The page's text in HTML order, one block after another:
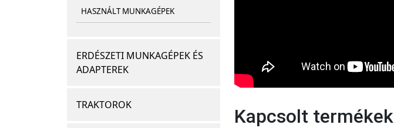
HASZNÁLT MUNKAGÉPEK
ERDÉSZETI MUNKAGÉPEK ÉS
ADAPTEREK
TRAKTOROK
Kapcsolt termékek